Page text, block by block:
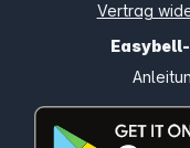
Vertrag